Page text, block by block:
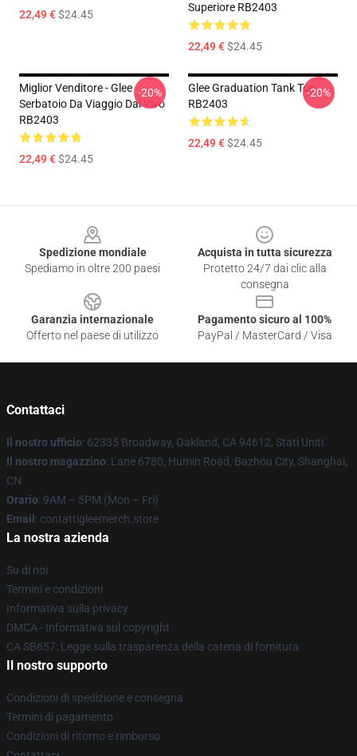
22,49 €$24.45
Superiore RB2403
22,49 €$24.45
Miglior Venditore - Glee
Serbatoio Da Viaggio Dal Vivo
RB2403
22,49 €$24.45
-20%
Glee Graduation Tank Top
RB2403
22,49 €$24.45
-20%
Spedizione mondiale
Spediamo in oltre 200 paesi
Acquista in tutta sicurezza
Protetto 24/7 dai clic alla
consegna
Garanzia internazionale
Offerto nel paese di utilizzo
Pagamento sicuro al 100%
PayPal / MasterCard / Visa
Contattaci
Il nostro ufficio: 62335 Broadway, Oakland, CA 94612, Stati Uniti
Il nostro magazzino: Lane 6780, Humin Road, Bazhou City, Shanghai,
CN
Orario: 9AM – 5PM (Mon – Fri)
Email : contattigleemerch.store
La nostra azienda
Su di noi
Termini e condizioni
Informativa sulla privacy
DMCA - Informativa sul copyright
CA SB657: Legge sulla trasparenza della catena di fornitura
Il nostro supporto
Condizioni di spedizione e consegna
Termini di pagamento
Condizioni di ritorno e rimborso